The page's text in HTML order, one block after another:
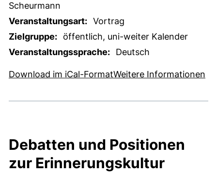
Scheurmann
Veranstaltungsart: Vortrag
Zielgruppe:
öffentlich, uni-weiter Kalender
Veranstaltungssprache:
Deutsch
Download im iCal-Format, 1 KB (öffnet neues
Weitere Informationen
Debatten und Positionen
zur Erinnerungskultur